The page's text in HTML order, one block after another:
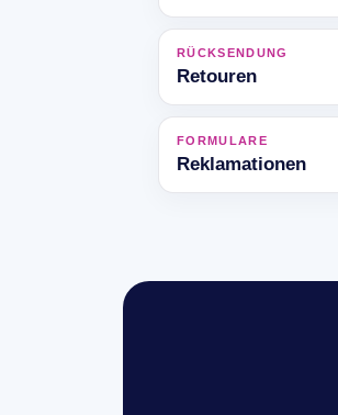
RÜCKSENDUNG
Retouren
FORMULARE
Reklamationen